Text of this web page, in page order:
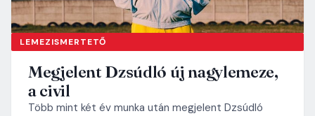
LEMEZISMERTETŐ
Megjelent Dzsúdló új nagylemeze,
a civil
Több mint két év munka után megjelent Dzsúdló